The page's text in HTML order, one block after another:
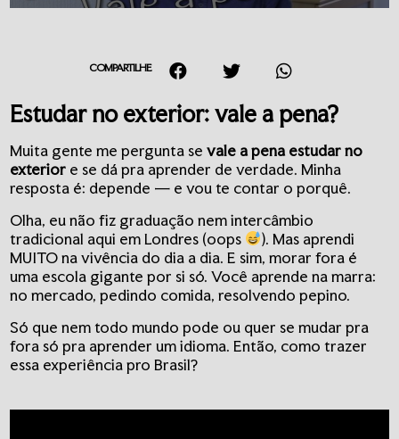
COMPARTILHE
Estudar no exterior: vale a pena?
Muita gente me pergunta sevale a pena estudar no
exterior e se dá pra aprender de verdade. Minha
resposta é: depende — e vou te contar o porquê.
Olha, eu não fiz graduação nem intercâmbio
tradicional aqui em Londres (oops
). Mas aprendi
MUITO na vivência do dia a dia. E sim, morar fora é
uma escola gigante por si só. Você aprende na marra:
no mercado, pedindo comida, resolvendo pepino.
Só que nem todo mundo pode ou quer se mudar pra
fora só pra aprender um idioma. Então, como trazer
essa experiência pro Brasil?